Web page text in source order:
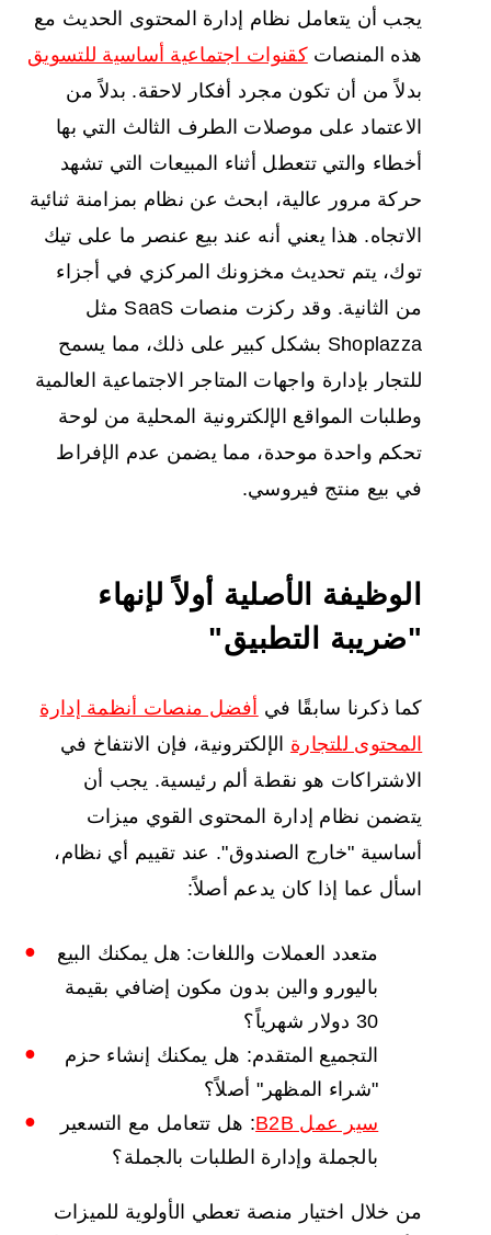
يجب أن يتعامل نظام إدارة المحتوى الحديث مع
هذه المنصاتكقنوات اجتماعية أساسية للتسويق
بدلاً من أن تكون مجرد أفكار لاحقة. بدلاً من
الاعتماد على موصلات الطرف الثالث التي بها
أخطاء والتي تتعطل أثناء المبيعات التي تشهد
حركة مرور عالية، ابحث عن نظام بمزامنة ثنائية
الاتجاه. هذا يعني أنه عند بيع عنصر ما على تيك
توك، يتم تحديث مخزونك المركزي في أجزاء
من الثانية. وقد ركزت منصات SaaS مثل
Shoplazza بشكل كبير على ذلك، مما يسمح
للتجار بإدارة واجهات المتاجر الاجتماعية العالمية
وطلبات المواقع الإلكترونية المحلية من لوحة
تحكم واحدة موحدة، مما يضمن عدم الإفراط
في بيع منتج فيروسي.
الوظيفة الأصلية أولاً لإنهاء
"ضريبة التطبيق"
كما ذكرنا سابقًا في أفضل منصات أنظمة إدارة
المحتوى للتجارة الإلكترونية، فإن الانتفاخ في
الاشتراكات هو نقطة ألم رئيسية. يجب أن
يتضمن نظام إدارة المحتوى القوي ميزات
أساسية "خارج الصندوق". عند تقييم أي نظام،
اسأل عما إذا كان يدعم أصلاً:
متعدد العملات واللغات: هل يمكنك البيع
باليورو والين بدون مكون إضافي بقيمة
30 دولار شهرياً؟
التجميع المتقدم: هل يمكنك إنشاء حزم
"شراء المظهر" أصلاً؟
سير عمل B2B
: هل تتعامل مع التسعير
بالجملة وإدارة الطلبات بالجملة؟
من خلال اختيار منصة تعطي الأولوية للميزات